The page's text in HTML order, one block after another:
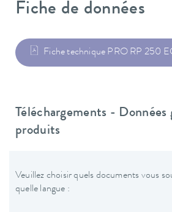
Fiche de données
Fiche technique PRO RP 250
Téléchargements - Données
produits
Veuillez choisir quels documents vous
quelle langue :